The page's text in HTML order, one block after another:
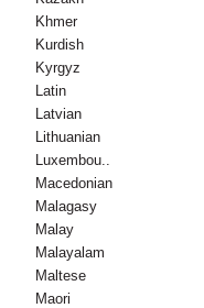
Khmer
Kurdish
Kyrgyz
Latin
Latvian
Lithuanian
Luxembou..
Macedonian
Malagasy
Malay
Malayalam
Maltese
Maori